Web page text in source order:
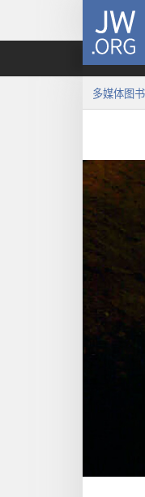
JW.ORG
多媒体图